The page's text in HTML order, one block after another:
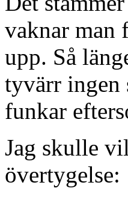
vaknar man
upp. Så
tyvärr ingen
funkar
Jag skulle
övertygelse: